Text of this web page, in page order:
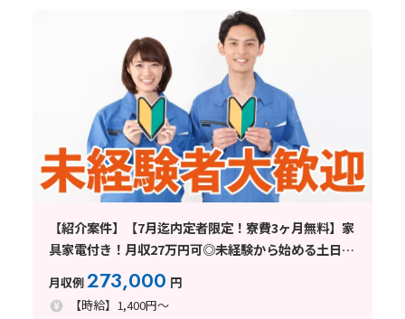
【紹介案件】【7月迄内定者限定！寮費3ヶ月無料】家
具家電付き！月収27万円可◎未経験から始める土日休
みのお仕事
月収例273,000 円
【時給】1,400円～